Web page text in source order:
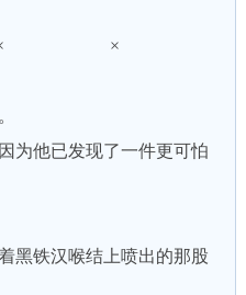
×
他已发现了一件更可怕
铁汉喉结上喷出的那股